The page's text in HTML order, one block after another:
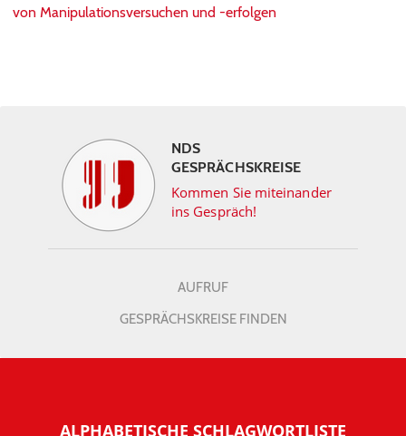
von Manipulationsversuchen und -erfolgen
NDS
GESPRÄCHSKREISE
Kommen Sie miteinander
ins Gespräch!
AUFRUF
GESPRÄCHSKREISE FINDEN
ALPHABETISCHE SCHLAGWORTLISTE